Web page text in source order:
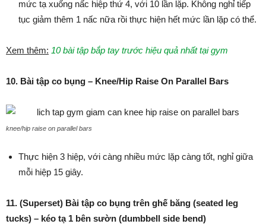
mức tạ xuống nấc hiệp thứ 4, với 10 lần lặp. Không nghỉ tiếp
tục giảm thêm 1 nấc nữa rồi thực hiện hết mức lần lặp có thể.
Xem thêm: 10 bài tập bắp tay trước hiệu quả nhất tại gym
10. Bài tập co bụng – Knee/Hip Raise On Parallel Bars
knee/hip raise on parallel bars
Thực hiện 3 hiệp, với càng nhiều mức lặp càng tốt, nghỉ giữa
mỗi hiệp 15 giây.
11. (Superset) Bài tập co bụng trên ghế băng (seated leg
tucks) – kéo tạ 1 bên sườn (dumbbell side bend)